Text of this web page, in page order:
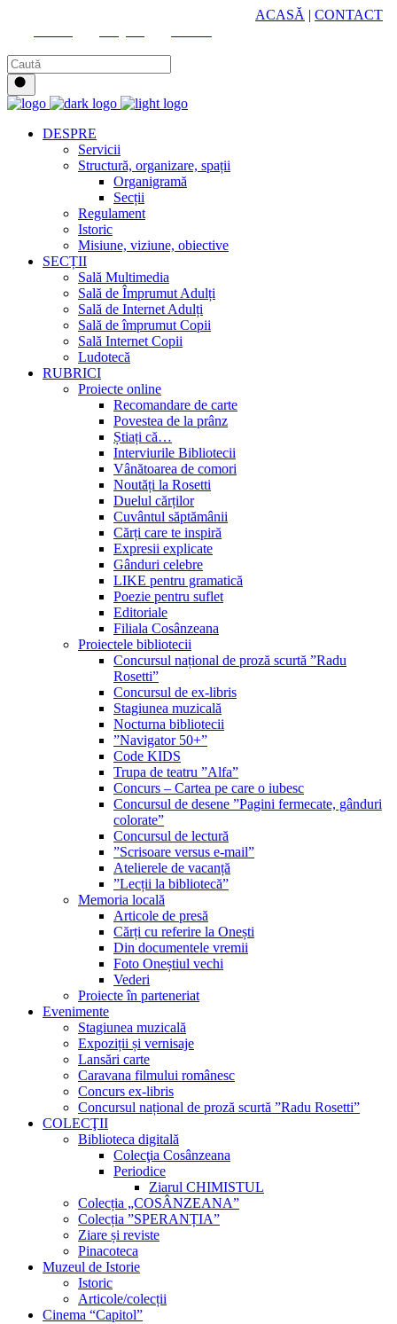
ACASĂ | CONTACT
DESPRE
Servicii
Structură, organizare, spații
Organigramă
Secții
Regulament
Istoric
Misiune, viziune, obiective
SECȚII
Sală Multimedia
Sală de Împrumut Adulți
Sală de Internet Adulți
Sală de împrumut Copii
Sală Internet Copii
Ludotecă
RUBRICI
Proiecte online
Recomandare de carte
Povestea de la prânz
Știați că…
Interviurile Bibliotecii
Vânătoarea de comori
Noutăți la Rosetti
Duelul cărților
Cuvântul săptămânii
Cărți care te inspiră
Expresii explicate
Gânduri celebre
LIKE pentru gramatică
Poezie pentru suflet
Editoriale
Filiala Cosânzeana
Proiectele bibliotecii
Concursul național de proză scurtă ”Radu
Rosetti”
Concursul de ex-libris
Stagiunea muzicală
Nocturna bibliotecii
”Navigator 50+”
Code KIDS
Trupa de teatru ”Alfa”
Concurs – Cartea pe care o iubesc
Concursul de desene ”Pagini fermecate, gânduri
colorate”
Concursul de lectură
”Scrisoare versus e-mail”
Atelierele de vacanță
”Lecții la bibliotecă”
Memoria locală
Articole de presă
Cărți cu referire la Onești
Din documentele vremii
Foto Oneștiul vechi
Vederi
Proiecte în parteneriat
Evenimente
Stagiunea muzicală
Expoziții și vernisaje
Lansări carte
Caravana filmului românesc
Concurs ex-libris
Concursul național de proză scurtă ”Radu Rosetti”
COLECŢII
Biblioteca digitală
Colecţia Cosânzeana
Periodice
Ziarul CHIMISTUL
Colecția „COSÂNZEANA”
Colecția ”SPERANȚIA”
Ziare și reviste
Pinacoteca
Muzeul de Istorie
Istoric
Articole/colecții
Cinema “Capitol”